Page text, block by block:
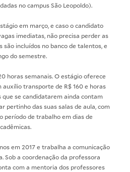
no campus São Leopoldo).
em março, e caso o candidato
imediatas, não precisa perder as
são incluídos no banco de talentos, e
do semestre.
horas semanais. O estágio oferece
auxílio transporte de R$ 160 e horas
se candidatarem ainda contam
pertinho das suas salas de aula, com
período de trabalho em dias de
em 2017 e trabalha a comunicação
Sob a coordenação da professora
com a mentoria dos professores